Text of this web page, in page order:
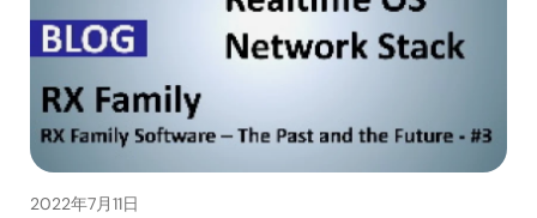
2022年7月11日